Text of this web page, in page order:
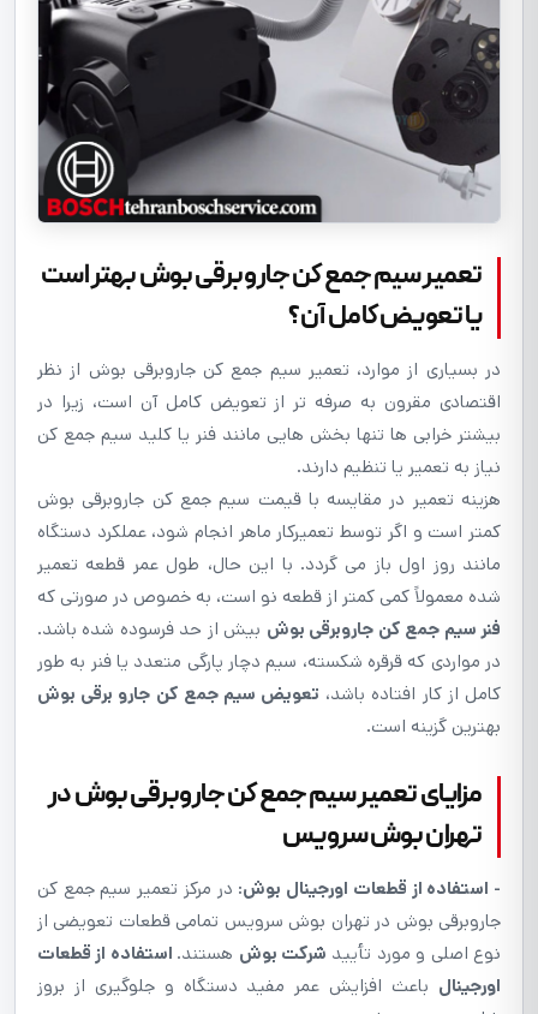
تعمير سیم جمع کن جاروبرقی بوش بهتر است
يا تعويض کامل آن؟
در بسیاری از موارد، تعمیر سیم جمع کن جاروبرقی بوش از نظر
اقتصادی مقرون به صرفه تر از تعویض کامل آن است، زیرا در
بیشتر خرابی ها تنها بخش هایی مانند فنر یا کلید سیم جمع کن
نیاز به تعمیر یا تنظیم دارند.
هزینه تعمیر در مقایسه با قیمت سیم جمع کن جاروبرقی بوش
کمتر است و اگر توسط تعمیرکار ماهر انجام شود، عملکرد دستگاه
مانند روز اول باز می گردد. با این حال، طول عمر قطعه تعمیر
شده معمولاً کمی کمتر از قطعه نو است، به خصوص در صورتی که
فنر سیم جمع کن جاروبرقی بوش بیش از حد فرسوده شده باشد.
در مواردی که قرقره شکسته، سیم دچار پارگی متعدد یا فنر به طور
کامل از کار افتاده باشد، تعویض سیم جمع کن جارو برقی بوش
بهترین گزینه است.
مزایای تعمیر سیم جمع کن جاروبرقی بوش در
تهران بوش سرویس
- استفاده از قطعات اورجینال بوش: در مرکز تعمیر سیم جمع کن
جاروبرقی بوش در تهران بوش سرویس تمامی قطعات تعویضی از
نوع اصلی و مورد تأیید شرکت بوش هستند. استفاده از قطعات
اورجینال باعث افزایش عمر مفید دستگاه و جلوگیری از بروز